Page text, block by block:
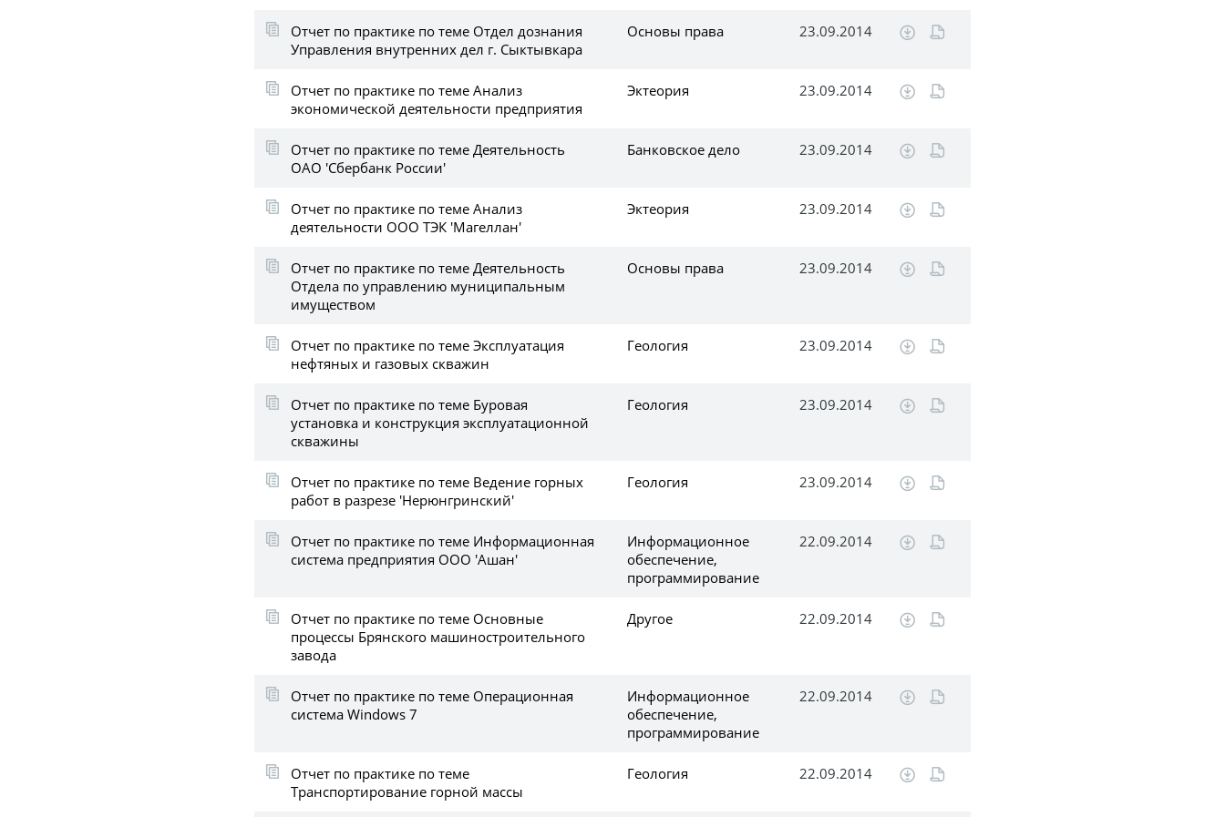
Отчет по практике по теме Отдел дознания
Управления внутренних дел г. Сыктывкара
Основы права 23.09.2014
Отчет по практике по теме Анализ
экономической деятельности предприятия
Эктеория 23.09.2014
Отчет по практике по теме Деятельность
ОАО 'Сбербанк России'
Банковское дело 23.09.2014
Отчет по практике по теме Анализ
деятельности ООО ТЭК 'Магеллан'
Эктеория 23.09.2014
Отчет по практике по теме Деятельность
Отдела по управлению муниципальным
имуществом
Основы права 23.09.2014
Отчет по практике по теме Эксплуатация
нефтяных и газовых скважин
Геология 23.09.2014
Отчет по практике по теме Буровая
установка и конструкция эксплуатационной
скважины
Геология 23.09.2014
Отчет по практике по теме Ведение горных
работ в разрезе 'Нерюнгринский'
Геология 23.09.2014
Отчет по практике по теме Информационная
система предприятия ООО 'Ашан'
Информационное
обеспечение,
программирование
22.09.2014
Отчет по практике по теме Основные
процессы Брянского машиностроительного
завода
Другое 22.09.2014
Отчет по практике по теме Операционная
система Windows 7
Информационное
обеспечение,
программирование
22.09.2014
Отчет по практике по теме
Транспортирование горной массы
Геология 22.09.2014